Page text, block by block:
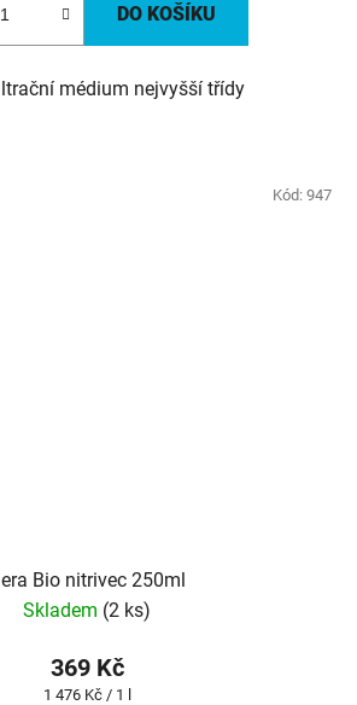
DO KOŠÍKU
médium nejvyšší třídy
Bio nitrivec 250ml
Skladem (2 ks)
369 Kč
Měrná
1 476 Kč / 1 l
Kód: 947